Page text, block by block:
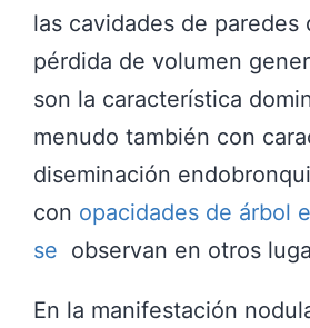
las cavidades de paredes
pérdida de volumen
son la característica
menudo también con
diseminación
con opacidades de árbol
se observan en otros
En la manifestación